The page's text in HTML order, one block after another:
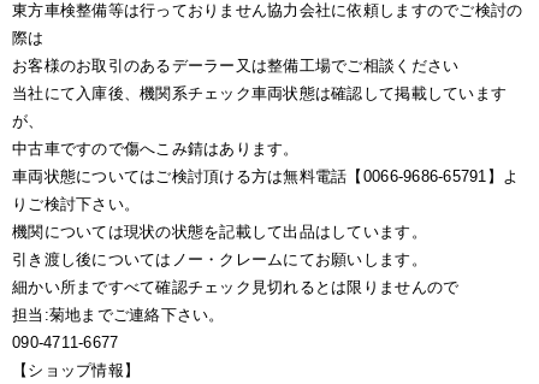
東方車検整備等は行っておりません協力会社に依頼しますのでご検討の
際は
お客様のお取引のあるデーラー又は整備工場でご相談ください
当社にて入庫後、機関系チェック車両状態は確認して掲載しています
が、
中古車ですので傷へこみ錆はあります。
車両状態についてはご検討頂ける方は無料電話【0066-9686-65791】よ
りご検討下さい。
機関については現状の状態を記載して出品はしています。
引き渡し後についてはノー・クレームにてお願いします。
細かい所まですべて確認チェック見切れるとは限りませんので
担当:菊地までご連絡下さい。
090-4711-6677
【ショップ情報】